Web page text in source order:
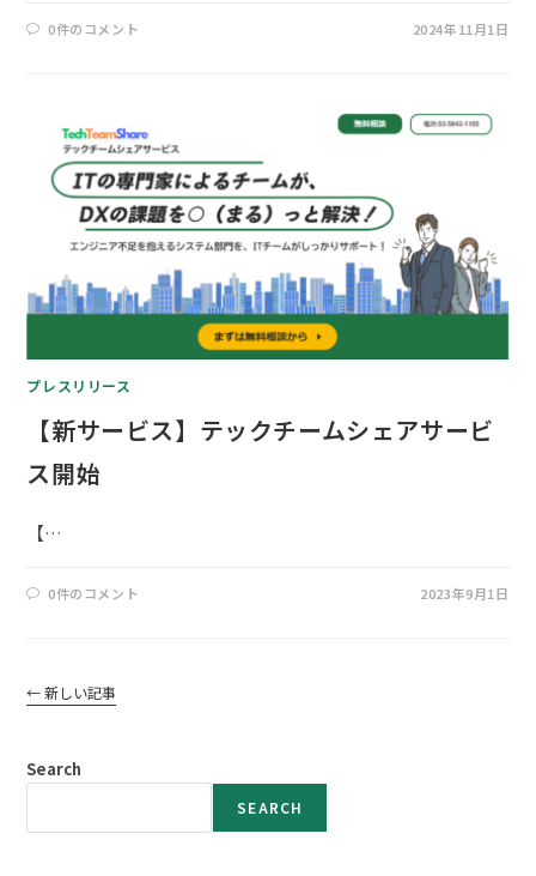
0件のコメント 2024年11月1日
プレスリリース
【新サービス】テックチームシェアサービ
ス開始
【…
0件のコメント 2023年9月1日
←新しい記事
Search
SEARCH